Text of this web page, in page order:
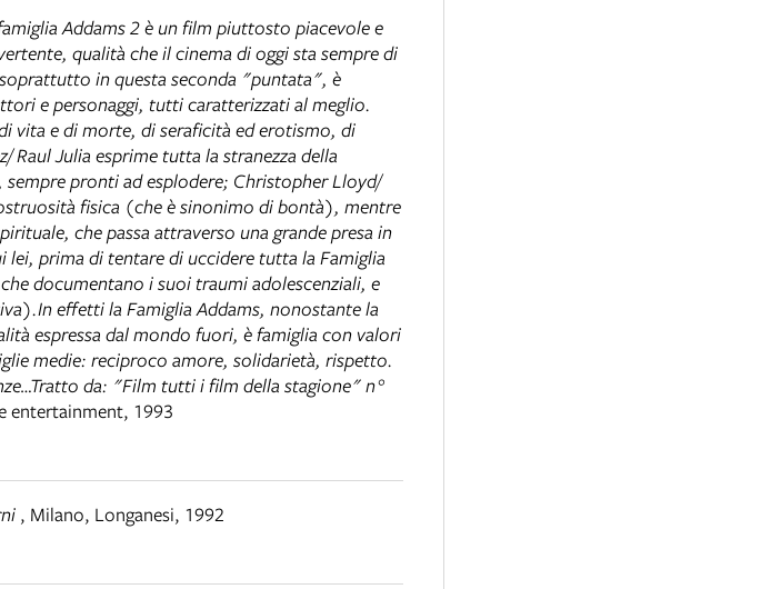
Addams 2 è un film piuttosto piacevole e
qualità che il cinema di oggi sta sempre di
in questa seconda "puntata", è
e personaggi, tutti caratterizzati al meglio.
vita e di morte, di seraficità ed erotismo, di
Raul Julia esprime tutta la stranezza della
pronti ad esplodere; Christopher Lloyd/
fisica (che è sinonimo di bontà), mentre
che passa attraverso una grande presa in
lei, prima di tentare di uccidere tutta la Famiglia
documentano i suoi traumi adolescenziali, e
effetti la Famiglia Addams, nonostante la
espressa dal mondo fuori, è famiglia con valori
medie: reciproco amore, solidarietà, rispetto.
da: "Film tutti i film della stagione" n°
entertainment, 1993
, Milano, Longanesi, 1992